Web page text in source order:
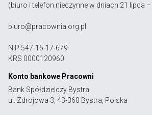
(biuro i telefon nieczynne w dniach 21 lipca
biuro@pracownia.org.pl
NIP 547-15-17-679
KRS 0000120960
Konto bankowe Pracowni
Bank Spółdzielczy Bystra
ul. Zdrojowa 3, 43-360 Bystra, Polska